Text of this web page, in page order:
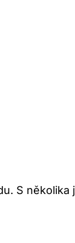
S několika